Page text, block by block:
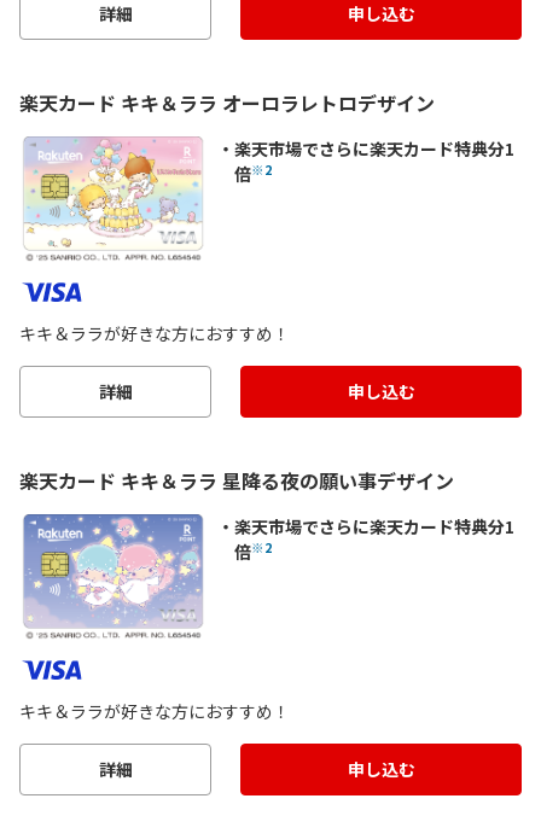
詳細 申し込む
楽天カード キキ＆ララ オーロラレトロデザイン
楽天市場でさらに楽天カード特典分1
倍※2
キキ＆ララが好きな方におすすめ！
詳細 申し込む
楽天カード キキ＆ララ 星降る夜の願い事デザイン
楽天市場でさらに楽天カード特典分1
倍※2
キキ＆ララが好きな方におすすめ！
詳細 申し込む